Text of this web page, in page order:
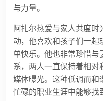
与力量。
阿扎尔热爱与家人共度时
动，他喜欢和孩子们一起
单快乐。他也非常珍惜与
系，两人一直保持着相对
媒体曝光。这种低调而和
忙碌的职业生涯中能够找